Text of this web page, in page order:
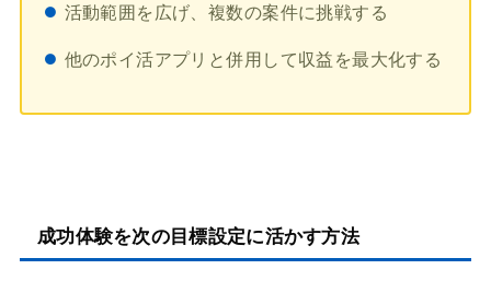
活動範囲を広げ、複数の案件に挑戦する
他のポイ活アプリと併用して収益を最大化する
成功体験を次の目標設定に活かす方法